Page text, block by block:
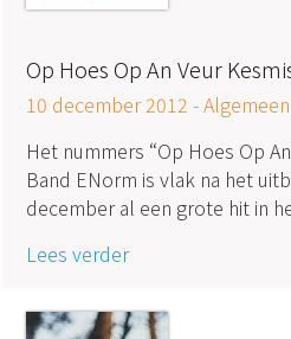
Op Hoes Op An Veur
10 december 2012 -Algemeen
Het nummers “Op Hoes Op
Band ENorm is vlak na het
december al een grote hit in
Lees verder